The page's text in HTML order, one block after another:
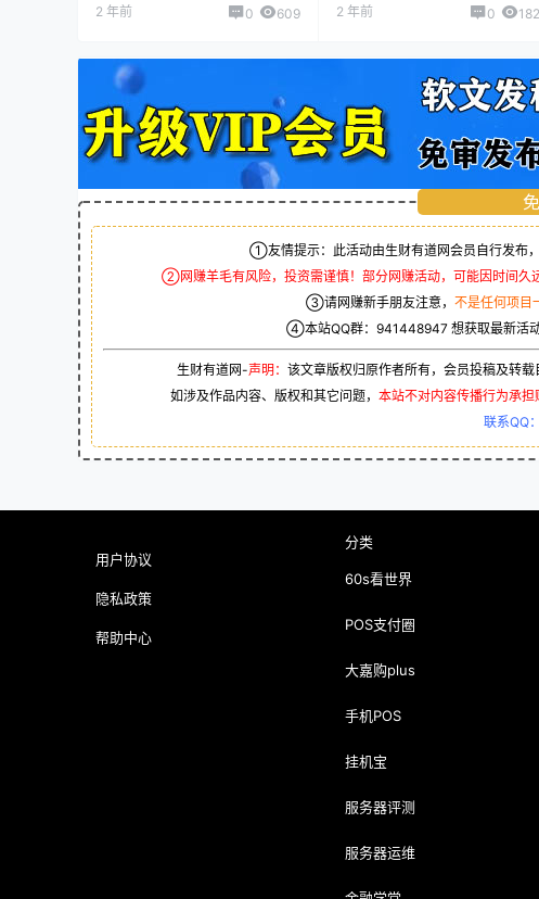
2 年前 0 609 2 年前 0 182
①友情提示：此活动由生财有道网会员自行发布
②网赚羊毛有风险，投资需谨慎！部分网赚活动，可能因时间久
③请网赚新手朋友注意， 不是任何项目
④本站QQ群： 941448947 想获取最新活
生财有道网-声明： 该文章版权归原作者所有，会员投稿及转载
如涉及作品内容、版权和其它问题， 本站不对内容传播行为承担
联系QQ：
用户协议
隐私政策
帮助中心
分类
60s看世界
POS支付圈
大嘉购plus
手机POS
挂机宝
服务器评测
服务器运维